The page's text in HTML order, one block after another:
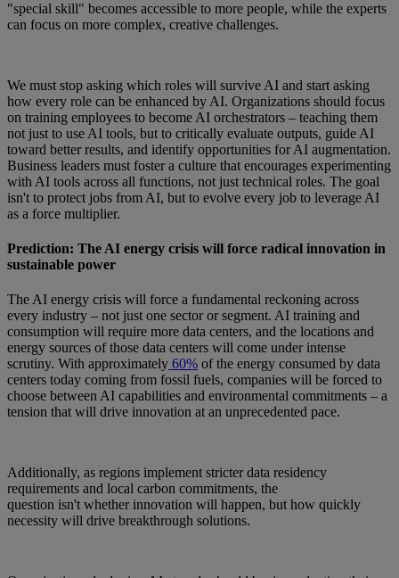
"special skill" becomes accessible to more people, while the experts
can focus on more complex, creative challenges.
We must stop asking which roles will survive AI and start asking
how every role can be enhanced by AI. Organizations should focus
on training employees to become AI orchestrators – teaching them
not just to use AI tools, but to critically evaluate outputs, guide AI
toward better results, and identify opportunities for AI augmentation.
Business leaders must foster a culture that encourages experimenting
with AI tools across all functions, not just technical roles. The goal
isn't to protect jobs from AI, but to evolve every job to leverage AI
as a force multiplier.
Prediction: The AI energy crisis will force radical innovation in
sustainable power
The AI energy crisis will force a fundamental reckoning across
every industry – not just one sector or segment. AI training and
consumption will require more data centers, and the locations and
energy sources of those data centers will come under intense
scrutiny. With approximately 60% of the energy consumed by data
centers today coming from fossil fuels, companies will be forced to
choose between AI capabilities and environmental commitments – a
tension that will drive innovation at an unprecedented pace.
Additionally, as regions implement stricter data residency
requirements and local carbon commitments, the
question isn't whether innovation will happen, but how quickly
necessity will drive breakthrough solutions.